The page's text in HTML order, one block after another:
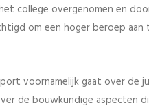
college overgenomen en
om een hoger beroep aan
voornamelijk gaat over de
de bouwkundige aspecten